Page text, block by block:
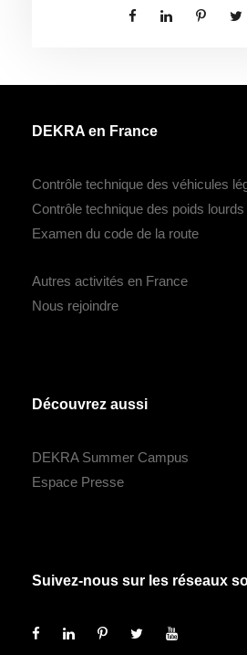
DEKRA en France
Contrôle technique des véhicules
Contrôle technique des poids lourds
Examen du code de la route
Autres activités en France
Nous rejoindre
Découvrez aussi
DEKRA Summer Campus
Espace Presse
Suivez-nous sur les réseaux